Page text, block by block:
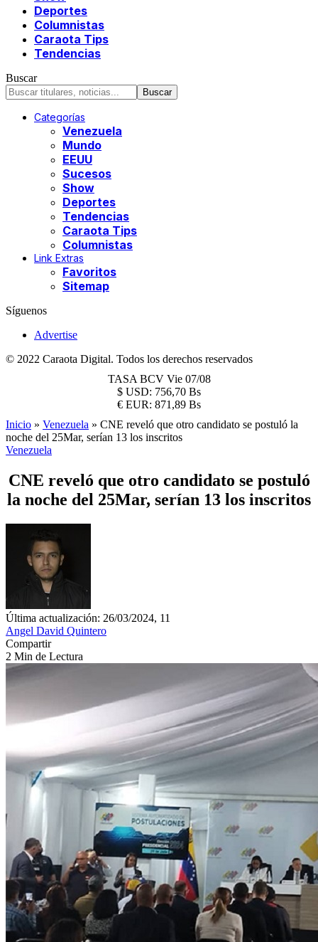
Deportes
Columnistas
Caraota Tips
Tendencias
Buscar
Categorías
Venezuela
Mundo
EEUU
Sucesos
Show
Deportes
Tendencias
Caraota Tips
Columnistas
Link Extras
Favoritos
Sitemap
Síguenos
Advertise
© 2022 Caraota Digital. Todos los derechos reservados
TASA BCV Vie 07/08
$ USD: 756,70 Bs
€ EUR: 871,89 Bs
Inicio » Venezuela » CNE reveló que otro candidato se postuló la
noche del 25Mar, serían 13 los inscritos
Venezuela
CNE reveló que otro candidato se postuló
la noche del 25Mar, serían 13 los inscritos
Última actualización: 26/03/2024, 11
Angel David Quintero
Compartir
2 Min de Lectura